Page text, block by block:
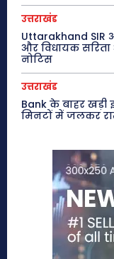
उत्तराखंड
Uttarakhand SIR
और विधायक सरिता
नोटिस
उत्तराखंड
Bank के बाहर
मिनटों में जलकर